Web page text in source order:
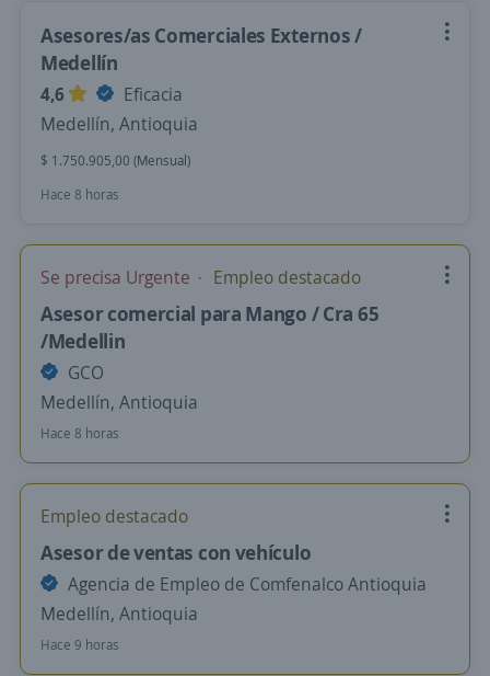
Asesores/as Comerciales Externos /
Medellín
4,6
Eficacia
Medellín, Antioquia
$ 1.750.905,00 (Mensual)
Hace 8 horas
Se precisa Urgente Empleo destacado
Asesor comercial para Mango / Cra 65
/Medellin
GCO
Medellín, Antioquia
Hace 8 horas
Empleo destacado
Asesor de ventas con vehículo
Agencia de Empleo de Comfenalco Antioquia
Medellín, Antioquia
Hace 9 horas